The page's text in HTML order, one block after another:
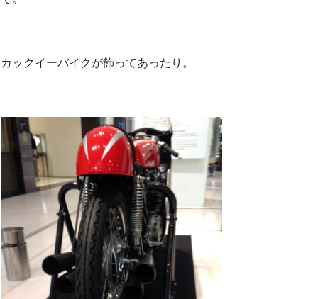
カックイーバイクが飾ってあったり。